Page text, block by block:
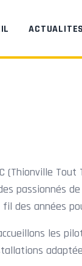
ACTUALITES
(Thionville
passionnés
fil des années
les